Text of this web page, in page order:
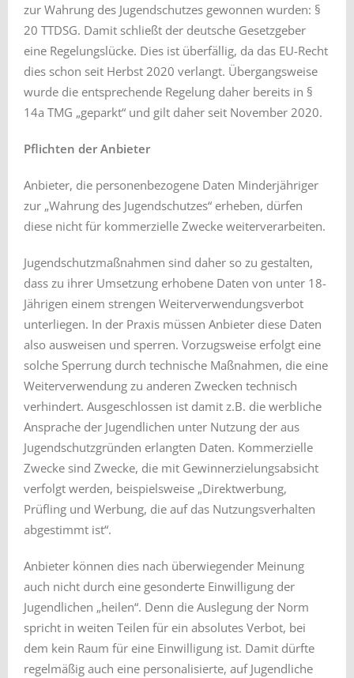
zur Wahrung des Jugendschutzes gewonnen wurden: §
20 TTDSG. Damit schließt der deutsche Gesetzgeber
eine Regelungslücke. Dies ist überfällig, da das EU-Recht
dies schon seit Herbst 2020 verlangt. Übergangsweise
wurde die entsprechende Regelung daher bereits in §
14a TMG „geparkt“ und gilt daher seit November 2020.
Pflichten der Anbieter
Anbieter, die personenbezogene Daten Minderjähriger
zur „Wahrung des Jugendschutzes“ erheben, dürfen
diese nicht für kommerzielle Zwecke weiterverarbeiten.
Jugendschutzmaßnahmen sind daher so zu gestalten,
dass zu ihrer Umsetzung erhobene Daten von unter 18-
Jährigen einem strengen Weiterverwendungsverbot
unterliegen. In der Praxis müssen Anbieter diese Daten
also ausweisen und sperren. Vorzugsweise erfolgt eine
solche Sperrung durch technische Maßnahmen, die eine
Weiterverwendung zu anderen Zwecken technisch
verhindert. Ausgeschlossen ist damit z.B. die werbliche
Ansprache der Jugendlichen unter Nutzung der aus
Jugendschutzgründen erlangten Daten. Kommerzielle
Zwecke sind Zwecke, die mit Gewinnerzielungsabsicht
verfolgt werden, beispielsweise „Direktwerbung,
Prüfling und Werbung, die auf das Nutzungsverhalten
abgestimmt ist“.
Anbieter können dies nach überwiegender Meinung
auch nicht durch eine gesonderte Einwilligung der
Jugendlichen „heilen“. Denn die Auslegung der Norm
spricht in weiten Teilen für ein absolutes Verbot, bei
dem kein Raum für eine Einwilligung ist. Damit dürfte
regelmäßig auch eine personalisierte, auf Jugendliche